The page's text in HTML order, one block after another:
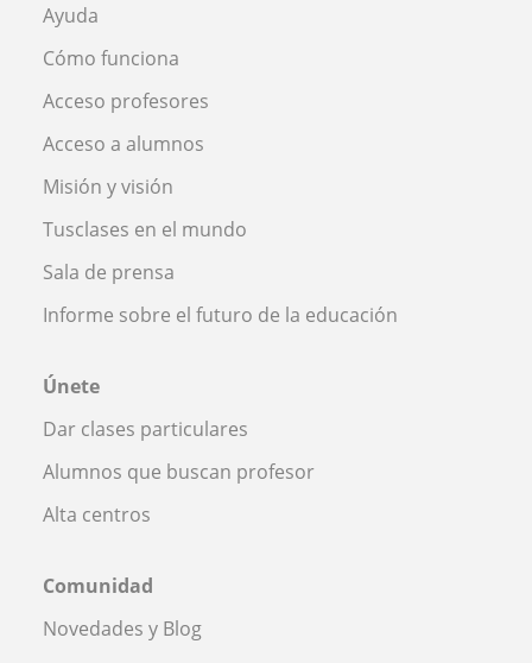
Ayuda
Cómo funciona
Acceso profesores
Acceso a alumnos
Misión y visión
Tusclases en el mundo
Sala de prensa
Informe sobre el futuro de la educación
Únete
Dar clases particulares
Alumnos que buscan profesor
Alta centros
Comunidad
Novedades y Blog